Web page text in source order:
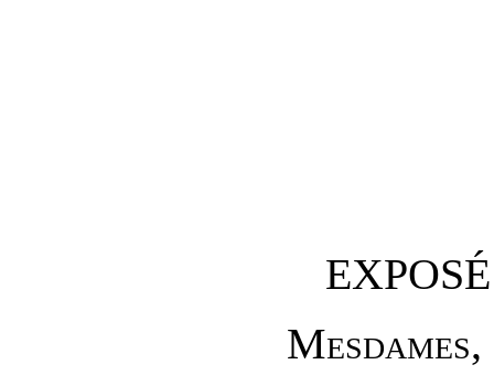
Mesdames